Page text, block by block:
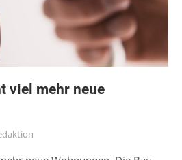
viel mehr neue